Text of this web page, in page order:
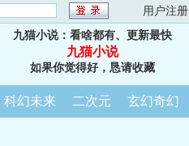
用户注册
九猫小说：看啥都有、更新最快
九猫小说
如果你觉得好，恳请收藏
科幻未来 二次元 玄幻奇幻